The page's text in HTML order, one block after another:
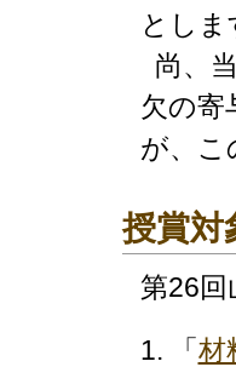
としま
尚、
欠の寄
が、こ
授賞対
第26
「材